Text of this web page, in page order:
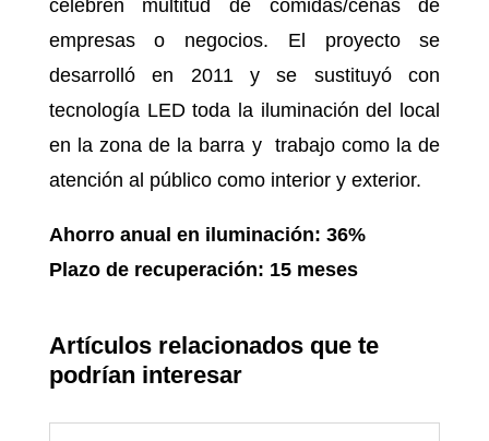
celebren multitud de comidas/cenas de
empresas o negocios. El proyecto se
desarrolló en 2011 y se sustituyó con
tecnología LED toda la iluminación del local
en la zona de la barra y trabajo como la de
atención al público como interior y exterior.
Ahorro anual en iluminación: 36%
Plazo de recuperación: 15 meses
Artículos relacionados que te
podrían interesar